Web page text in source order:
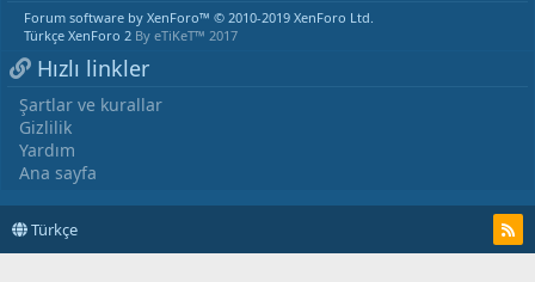
Forum software by XenForo™ © 2010-2019 XenForo Ltd.
Türkçe XenForo 2 By eTiKeT™ 2017
Hızlı linkler
Şartlar ve kurallar
Gizlilik
Yardım
Ana sayfa
Türkçe